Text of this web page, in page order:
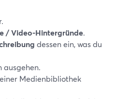
/ Video-Hintergründe.
dessen ein, was du
ausgehen.
Medienbibliothek